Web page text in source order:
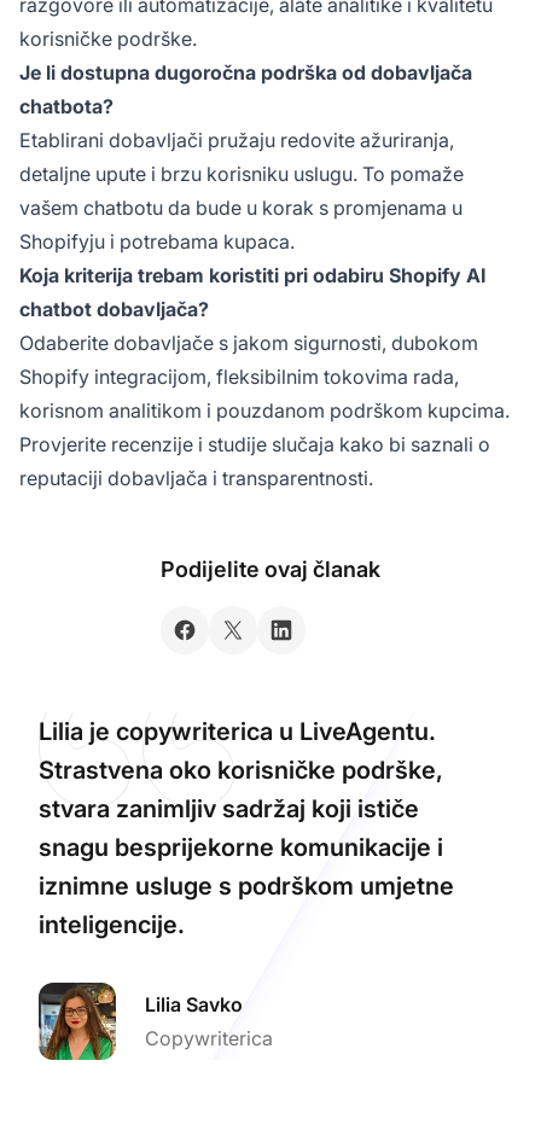
korisničke podrške.
Je li dostupna dugoročna podrška od dobavljača
chatbota?
Etablirani dobavljači pružaju redovite ažuriranja,
detaljne upute i brzu korisniku uslugu. To pomaže
vašem chatbotu da bude u korak s promjenama u
Shopifyju i potrebama kupaca.
Koja kriterija trebam koristiti pri odabiru Shopify AI
chatbot dobavljača?
Odaberite dobavljače s jakom sigurnosti, dubokom
Shopify integracijom, fleksibilnim tokovima rada,
korisnom analitikom i pouzdanom podrškom kupcima.
Provjerite recenzije i studije slučaja kako bi saznali o
reputaciji dobavljača i transparentnosti.
Podijelite ovaj članak
Lilia je copywriterica u LiveAgentu.
Strastvena oko korisničke podrške,
stvara zanimljiv sadržaj koji ističe
snagu besprijekorne komunikacije i
iznimne usluge s podrškom umjetne
inteligencije.
Lilia Savko
Copywriterica